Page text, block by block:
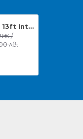
SHIMANO Tribal TX5 13ft Intensity Въдица
/
лв.